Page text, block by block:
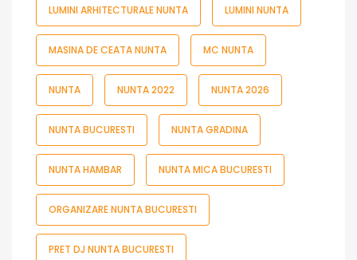
LUMINI ARHITECTURALE NUNTA LUMINI NUNTA
MASINA DE CEATA NUNTA MC NUNTA
NUNTA NUNTA 2022 NUNTA 2026
NUNTA BUCURESTI NUNTA GRADINA
NUNTA HAMBAR NUNTA MICA BUCURESTI
ORGANIZARE NUNTA BUCURESTI
PRET DJ NUNTA BUCURESTI